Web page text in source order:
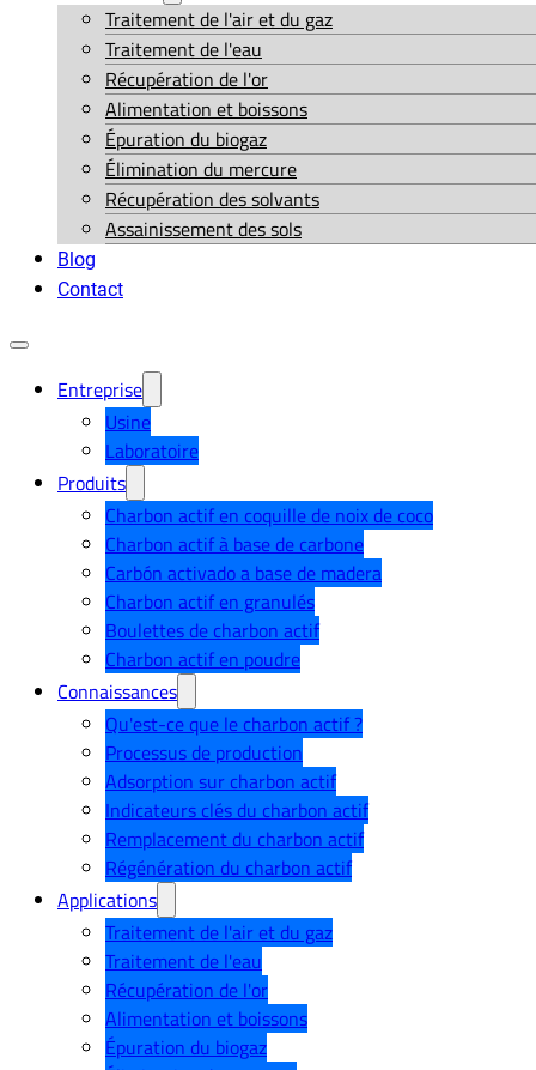
Traitement de l'air et du gaz
Traitement de l'eau
Récupération de l'or
Alimentation et boissons
Épuration du biogaz
Élimination du mercure
Récupération des solvants
Assainissement des sols
Blog
Contact
Entreprise
Usine
Laboratoire
Produits
Charbon actif en coquille de noix de coco
Charbon actif à base de carbone
Carbón activado a base de madera
Charbon actif en granulés
Boulettes de charbon actif
Charbon actif en poudre
Connaissances
Qu'est-ce que le charbon actif ?
Processus de production
Adsorption sur charbon actif
Indicateurs clés du charbon actif
Remplacement du charbon actif
Régénération du charbon actif
Applications
Traitement de l'air et du gaz
Traitement de l'eau
Récupération de l'or
Alimentation et boissons
Épuration du biogaz